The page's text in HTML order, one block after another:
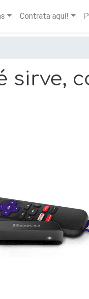
Contrata aquí!
sirve,